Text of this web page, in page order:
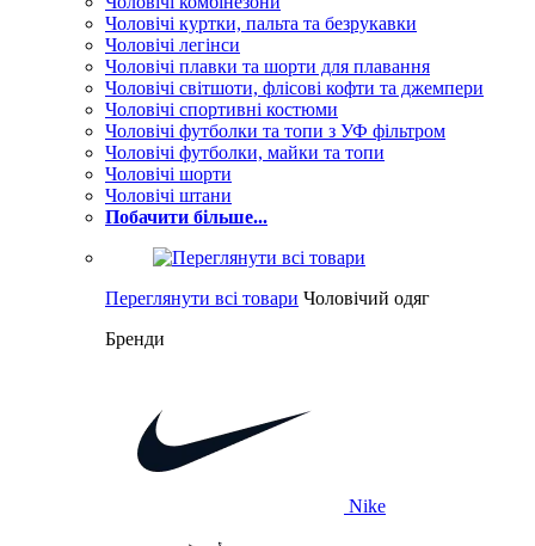
Чоловічі куртки, пальта та безрукавки
Чоловічі легінси
Чоловічі плавки та шорти для плавання
Чоловічі світшоти, флісові кофти та джемпери
Чоловічі спортивні костюми
Чоловічі футболки та топи з УФ фільтром
Чоловічі футболки, майки та топи
Чоловічі шорти
Чоловічі штани
Побачити більше...
Переглянути всі товари Чоловічий одяг
Бренди
Nike